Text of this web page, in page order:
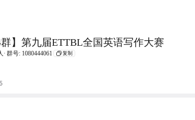
群】第九届ETTBL全国英语写作大赛
· 群号: 1080444061 复制